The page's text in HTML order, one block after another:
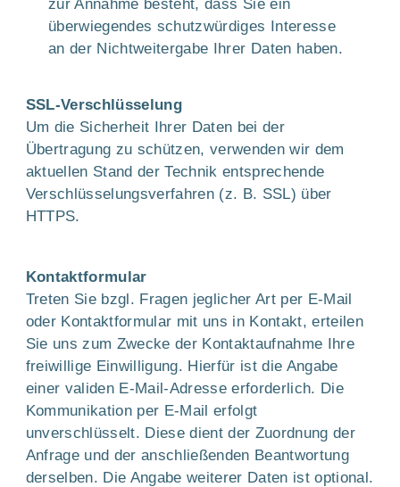
zur Annahme besteht, dass Sie ein
überwiegendes schutzwürdiges Interesse
an der Nichtweitergabe Ihrer Daten haben.
SSL-Verschlüsselung
Um die Sicherheit Ihrer Daten bei der
Übertragung zu schützen, verwenden wir dem
aktuellen Stand der Technik entsprechende
Verschlüsselungsverfahren (z. B. SSL) über
HTTPS.
Kontaktformular
Treten Sie bzgl. Fragen jeglicher Art per E-Mail
oder Kontaktformular mit uns in Kontakt, erteilen
Sie uns zum Zwecke der Kontaktaufnahme Ihre
freiwillige Einwilligung. Hierfür ist die Angabe
einer validen E-Mail-Adresse erforderlich. Die
Kommunikation per E-Mail erfolgt
unverschlüsselt. Diese dient der Zuordnung der
Anfrage und der anschließenden Beantwortung
derselben. Die Angabe weiterer Daten ist optional.